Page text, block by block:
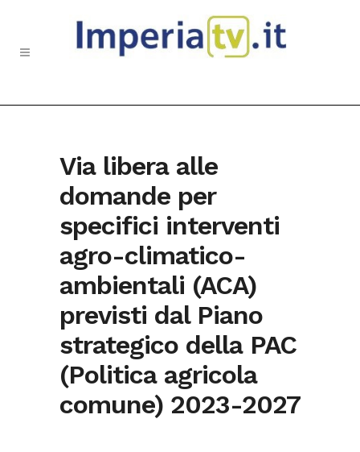
Via libera alle
domande per
specifici interventi
agro-climatico-
ambientali (ACA)
previsti dal Piano
strategico della PAC
(Politica agricola
comune) 2023-2027